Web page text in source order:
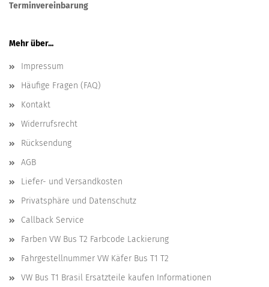
Terminvereinbarung
Mehr über...
Impressum
Häufige Fragen (FAQ)
Kontakt
Widerrufsrecht
Rücksendung
AGB
Liefer- und Versandkosten
Privatsphäre und Datenschutz
Callback Service
Farben VW Bus T2 Farbcode Lackierung
Fahrgestellnummer VW Käfer Bus T1 T2
VW Bus T1 Brasil Ersatzteile kaufen Informationen